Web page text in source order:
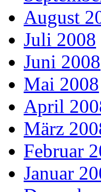
August
Juli 2008
Juni 2008
Mai 2008
April
März
Februar
Januar